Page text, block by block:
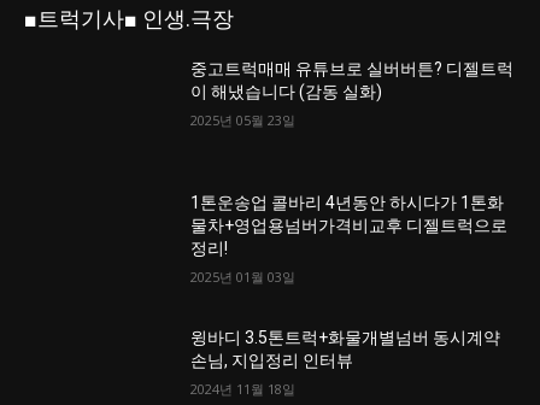
■트럭기사■ 인생.극장
중고트럭매매 유튜브로 실버버튼? 디젤트럭
이 해냈습니다 (감동 실화)
2025년 05월 23일
1톤운송업 콜바리 4년동안 하시다가 1톤화
물차+영업용넘버가격비교후 디젤트럭으로
정리!
2025년 01월 03일
윙바디 3.5톤트럭+화물개별넘버 동시계약
손님, 지입정리 인터뷰
2024년 11월 18일